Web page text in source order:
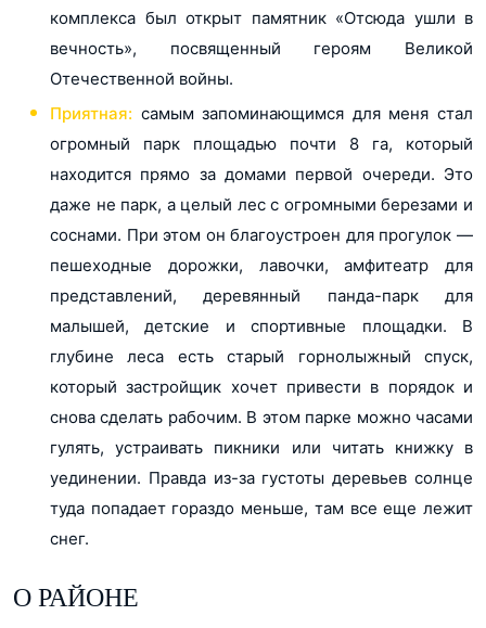
комплекса был открыт памятник «Отсюда ушли в
вечность», посвященный героям Великой
Отечественной войны.
Приятная: самым запоминающимся для меня стал
огромный парк площадью почти 8 га, который
находится прямо за домами первой очереди. Это
даже не парк, а целый лес с огромными березами и
соснами. При этом он благоустроен для прогулок —
пешеходные дорожки, лавочки, амфитеатр для
представлений, деревянный панда-парк для
малышей, детские и спортивные площадки. В
глубине леса есть старый горнолыжный спуск,
который застройщик хочет привести в порядок и
снова сделать рабочим. В этом парке можно часами
гулять, устраивать пикники или читать книжку в
уединении. Правда из-за густоты деревьев солнце
туда попадает гораздо меньше, там все еще лежит
снег.
О РАЙОНЕ